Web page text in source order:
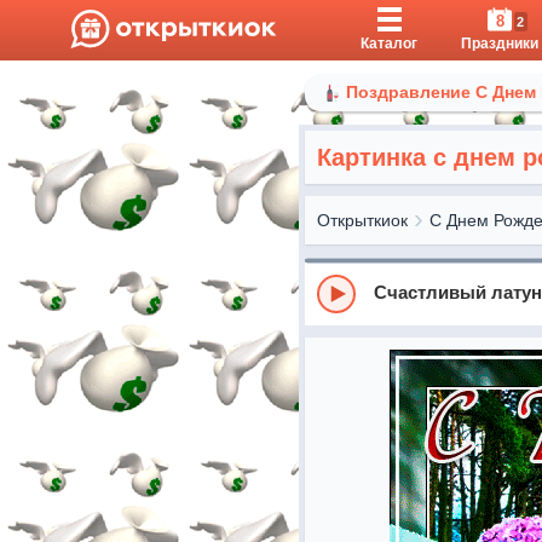
Каталог
8 2
Праздники
Поздравление С
Картинка с днем
Открыткиок С Днем
Счастливый